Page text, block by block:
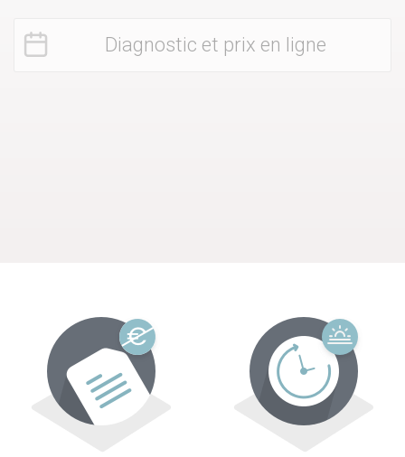
Diagnostic et prix en ligne